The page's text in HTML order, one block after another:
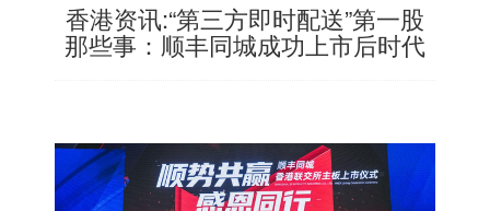
香港资讯:“第三方即时配送”第一股
那些事：顺丰同城成功上市后时代